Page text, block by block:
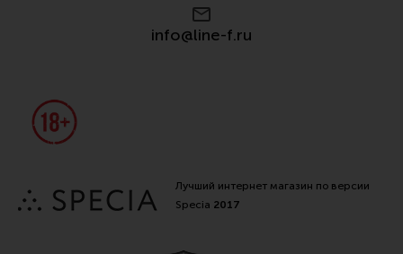
info@line-f.ru
Лучший интернет магазин по версии
Specia 2017